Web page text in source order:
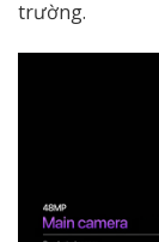
trường.